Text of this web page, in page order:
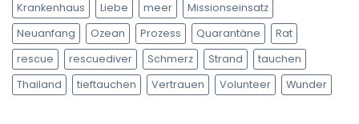
Krankenhaus
Liebe meer
Missionseinsatz
Neuanfang
Ozean Prozess Quarantäne
Rat
rescue
rescuediver Schmerz Strand
tauchen
Thailand
tieftauchen Vertrauen Volunteer Wunder